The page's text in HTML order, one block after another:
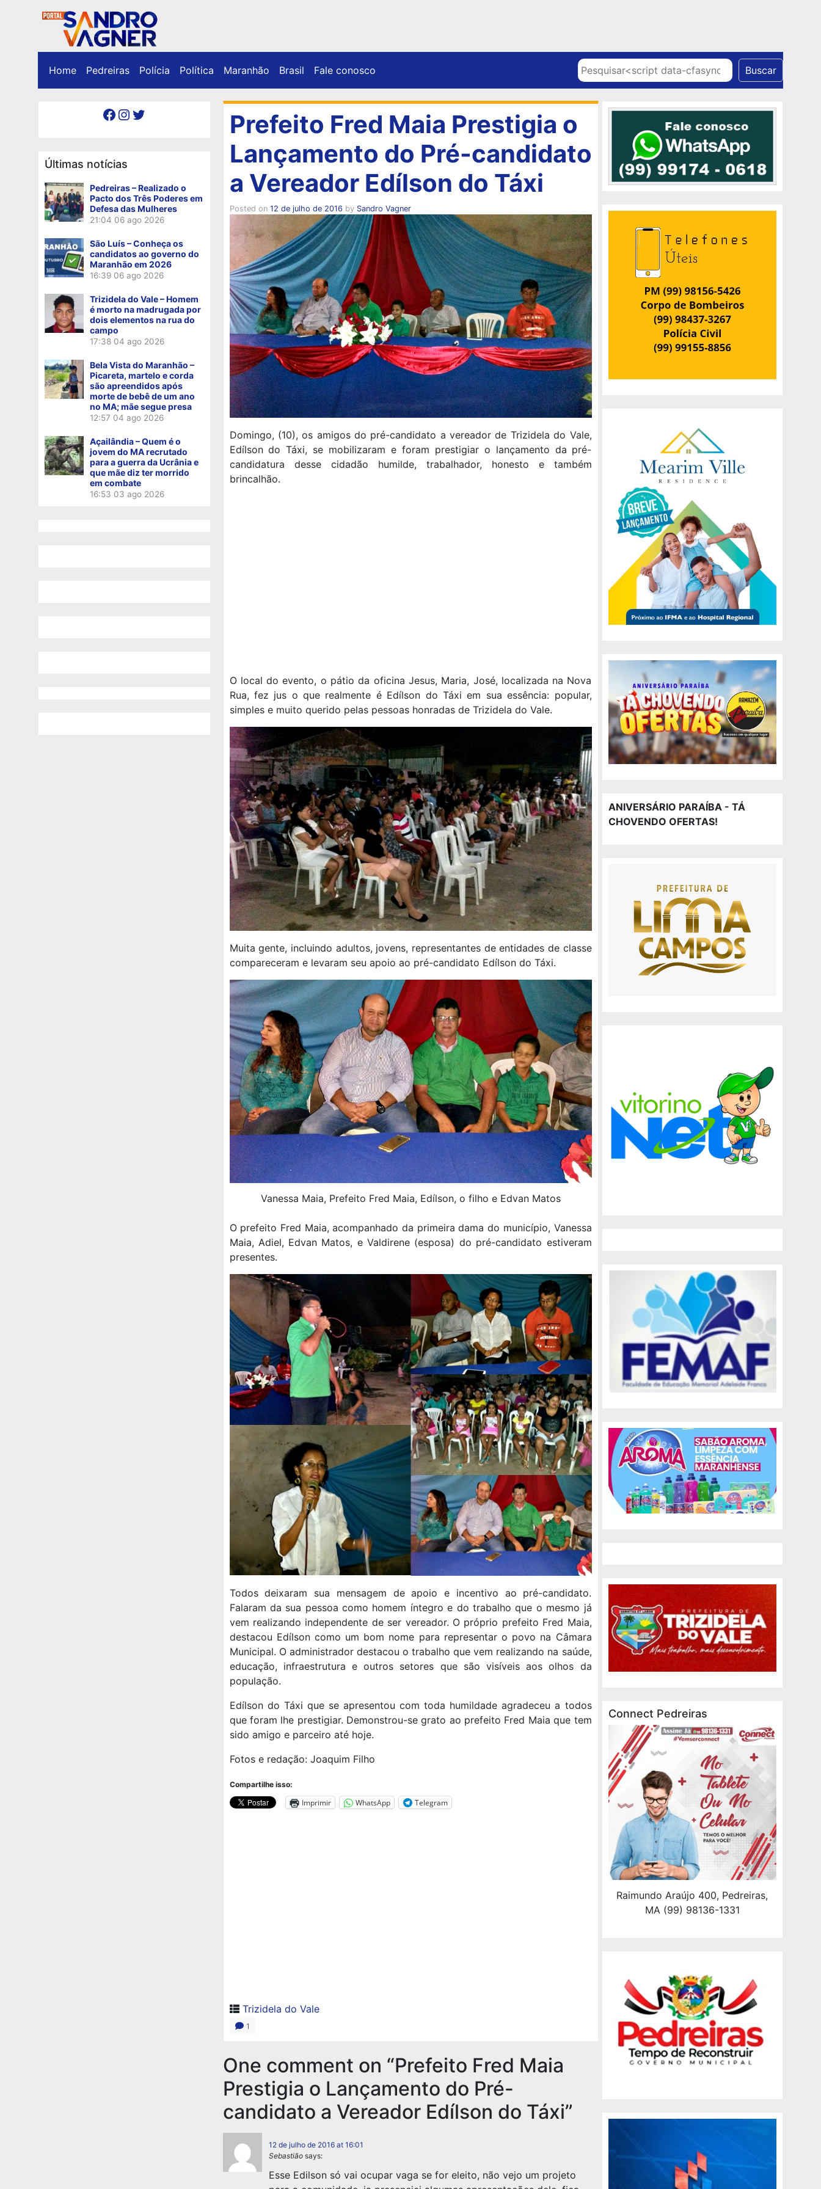
Home Pedreiras Polícia Política Maranhão Brasil Fale conosco Pesquisar Buscar
Facebook Instagram Twitter
Últimas notícias
Pedreiras – Realizado o
Pacto dos Três Poderes em
Defesa das Mulheres
21:04 06 ago 2026
São Luís – Conheça os
candidatos ao governo do
Maranhão em 2026
16:39 06 ago 2026
Trizidela do Vale – Homem
é morto na madrugada por
dois elementos na rua do
campo
17:38 04 ago 2026
Bela Vista do Maranhão –
Picareta, martelo e corda
são apreendidos após
morte de bebê de um ano
no MA; mãe segue presa
12:57 04 ago 2026
Açailândia – Quem é o
jovem do MA recrutado
para a guerra da Ucrânia e
que mãe diz ter morrido
em combate
16:53 03 ago 2026
Prefeito Fred Maia Prestigia o
Lançamento do Pré-candidato
a Vereador Edílson do Táxi
Posted on 12 de julho de 2016 by Sandro Vagner
Domingo, (10), os amigos do pré-candidato a vereador de Trizidela do Vale,
Edílson do Táxi, se mobilizaram e foram prestigiar o lançamento da pré-
candidatura desse cidadão humilde, trabalhador, honesto e também
brincalhão.
O local do evento, o pátio da oficina Jesus, Maria, José, localizada na Nova
Rua, fez jus o que realmente é Edílson do Táxi em sua essência: popular,
simples e muito querido pelas pessoas honradas de Trizidela do Vale.
Muita gente, incluindo adultos, jovens, representantes de entidades de classe
compareceram e levaram seu apoio ao pré-candidato Edílson do Táxi.
Vanessa Maia, Prefeito Fred Maia, Edílson, o filho e Edvan Matos
O prefeito Fred Maia, acompanhado da primeira dama do município, Vanessa
Maia, Adiel, Edvan Matos, e Valdirene (esposa) do pré-candidato estiveram
presentes.
Todos deixaram sua mensagem de apoio e incentivo ao pré-candidato.
Falaram da sua pessoa como homem íntegro e do trabalho que o mesmo já
vem realizando independente de ser vereador. O próprio prefeito Fred Maia,
destacou Edílson como um bom nome para representar o povo na Câmara
Municipal. O administrador destacou o trabalho que vem realizando na saúde,
educação, infraestrutura e outros setores que são visíveis aos olhos da
população.
Edílson do Táxi que se apresentou com toda humildade agradeceu a todos
que foram lhe prestigiar. Demonstrou-se grato ao prefeito Fred Maia que tem
sido amigo e parceiro até hoje.
Fotos e redação: Joaquim Filho
Compartilhe isso:
Imprimir WhatsApp Telegram
Trizidela do Vale
1
One comment on “Prefeito Fred Maia
Prestigia o Lançamento do Pré-
candidato a Vereador Edílson do Táxi”
12 de julho de 2016 at 16:01
Sebastião says:
Esse Edilson só vai ocupar vaga se for eleito, não vejo um projeto
ANIVERSÁRIO PARAÍBA - TÁ
CHOVENDO OFERTAS!
Connect Pedreiras
Raimundo Araújo 400, Pedreiras,
MA (99) 98136-1331